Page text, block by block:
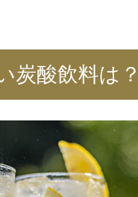
炭酸飲料は？